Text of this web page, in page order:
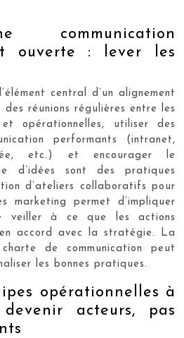
communication
ouverte : lever les
central d’un alignement
réunions régulières entre les
opérationnelles, utiliser des
performants (intranet,
etc.) et encourager le
d’idées sont des pratiques
d’ateliers collaboratifs pour
marketing permet d’impliquer
veiller à ce que les actions
accord avec la stratégie. La
de communication peut
les bonnes pratiques.
opérationnelles à
acteurs, pas